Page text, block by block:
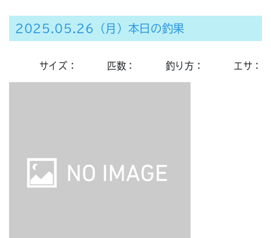
2025.05.26（月）本日の釣果
サイズ： 匹数： 釣り方： エサ：